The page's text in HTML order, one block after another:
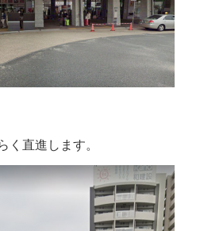
直進します。